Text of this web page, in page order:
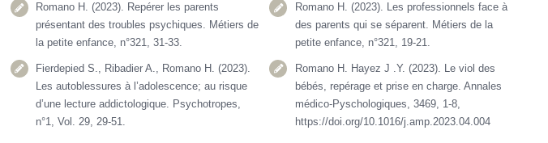
Romano H. (2023). Repérer les parents
présentant des troubles psychiques. Métiers de
la petite enfance, n°321, 31-33.
Romano H. (2023). Les professionnels face à
des parents qui se séparent. Métiers de la
petite enfance, n°321, 19-21.
Fierdepied S., Ribadier A., Romano H. (2023).
Les autoblessures à l’adolescence; au risque
d’une lecture addictologique. Psychotropes,
n°1, Vol. 29, 29-51.
Romano H. Hayez J .Y. (2023). Le viol des
bébés, repérage et prise en charge. Annales
médico-Pyschologiques, 3469, 1-8,
https://doi.org/10.1016/j.amp.2023.04.004